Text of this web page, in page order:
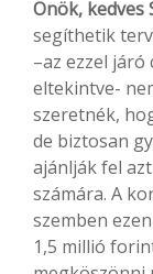
Önök, kedves
segíthetik
–az ezzel
eltekintve-
szeretnék,
de biztosan
ajánlják fel
számára. A
szemben
1,5 millió